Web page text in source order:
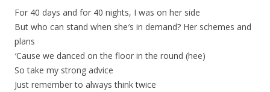
For 40 days and for 40 nights, I was on her side
But who can stand when she′s in demand? Her schemes and
plans
′Cause we danced on the floor in the round (hee)
So take my strong advice
Just remember to always think twice